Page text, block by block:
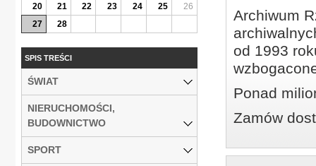
Archiwum
od 1993
Ponad
Zamów
20
21 22 23 24 25
26
27
28
SPIS TREŚCI
ŚWIAT
NIERUCHOMOŚCI,
BUDOWNICTWO
SPORT